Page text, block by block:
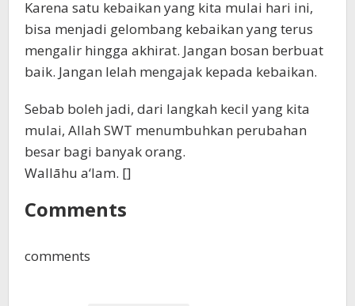
Karena satu kebaikan yang kita mulai hari ini,
bisa menjadi gelombang kebaikan yang terus
mengalir hingga akhirat. Jangan bosan berbuat
baik. Jangan lelah mengajak kepada kebaikan.
Sebab boleh jadi, dari langkah kecil yang kita
mulai, Allah SWT menumbuhkan perubahan
besar bagi banyak orang.
Wallāhu a‘lam. []
Comments
comments